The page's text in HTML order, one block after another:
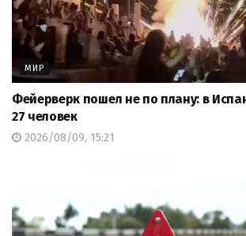
МИР
Фейерверк пошел не по плану: в
27 человек
2026/08/09, 15:21